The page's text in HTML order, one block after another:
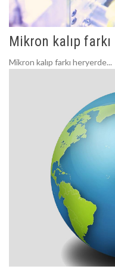
Mikron kalıp
Mikron kalıp farkı heryerde...